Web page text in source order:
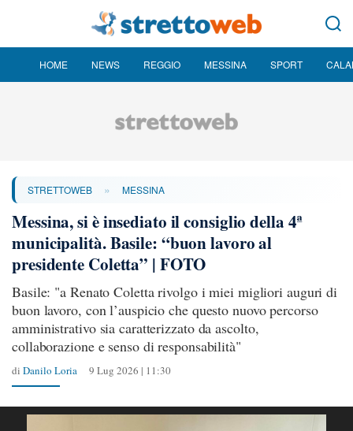
HOME NEWS REGGIO MESSINA SPORT
STRETTOWEB » MESSINA
Messina, si è insediato il consiglio della 4ª
municipalità. Basile: “buon lavoro al
presidente Coletta” | FOTO
Basile: "a Renato Coletta rivolgo i miei migliori auguri di
buon lavoro, con l’auspicio che questo nuovo percorso
amministrativo sia caratterizzato da ascolto,
collaborazione e senso di responsabilità"
di Danilo Loria 9 Lug 2026 | 11:30